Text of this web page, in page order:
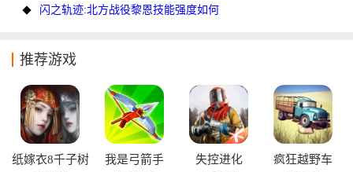
闪之轨迹:北方战役黎恩技能强度如何
推荐游戏
纸嫁衣8千子树 我是弓箭手 失控进化 疯狂越野车